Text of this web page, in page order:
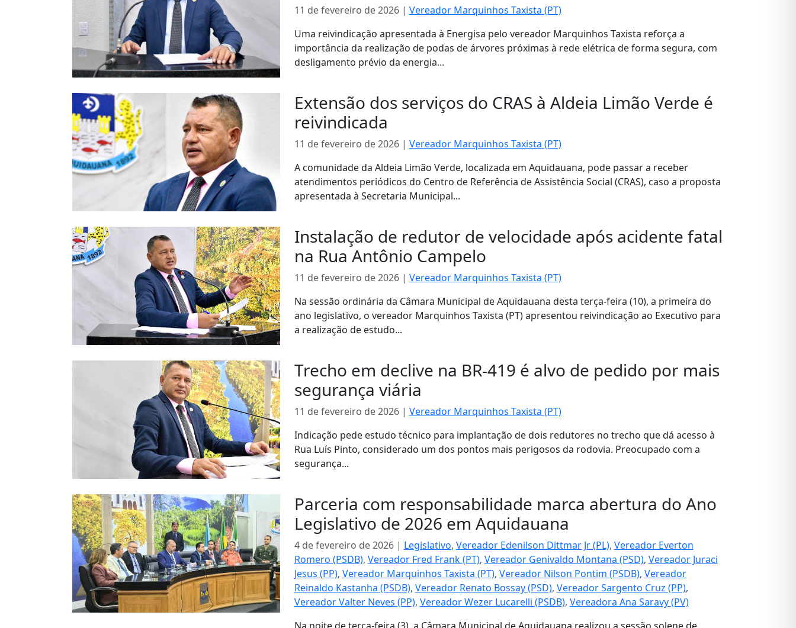
11 de fevereiro de 2026| Vereador Marquinhos Taxista (PT)
Uma reivindicação apresentada à Energisa pelo vereador Marquinhos Taxista reforça a
importância da realização de podas de árvores próximas à rede elétrica de forma segura, com
desligamento prévio da energia...
Extensão dos serviços do CRAS à Aldeia Limão Verde é
reivindicada
11 de fevereiro de 2026| Vereador Marquinhos Taxista (PT)
A comunidade da Aldeia Limão Verde, localizada em Aquidauana, pode passar a receber
atendimentos periódicos do Centro de Referência de Assistência Social (CRAS), caso a proposta
apresentada à Secretaria Municipal...
Instalação de redutor de velocidade após acidente fatal
na Rua Antônio Campelo
11 de fevereiro de 2026| Vereador Marquinhos Taxista (PT)
Na sessão ordinária da Câmara Municipal de Aquidauana desta terça-feira (10), a primeira do
ano legislativo, o vereador Marquinhos Taxista (PT) apresentou reivindicação ao Executivo para
a realização de estudo...
Trecho em declive na BR-419 é alvo de pedido por mais
segurança viária
11 de fevereiro de 2026| Vereador Marquinhos Taxista (PT)
Indicação pede estudo técnico para implantação de dois redutores no trecho que dá acesso à
Rua Luís Pinto, considerado um dos pontos mais perigosos da rodovia. Preocupado com a
segurança...
Parceria com responsabilidade marca abertura do Ano
Legislativo de 2026 em Aquidauana
4 de fevereiro de 2026| Legislativo, Vereador Edenilson Dittmar Jr (PL), Vereador Everton
Romero (PSDB), Vereador Fred Frank (PT), Vereador Genivaldo Montana (PSD), Vereador Juraci
Jesus (PP), Vereador Marquinhos Taxista (PT), Vereador Nilson Pontim (PSDB), Vereador
Reinaldo Kastanha (PSDB), Vereador Renato Bossay (PSD), Vereador Sargento Cruz (PP),
Vereador Valter Neves (PP), Vereador Wezer Lucarelli (PSDB), Vereadora Ana Saravy (PV)